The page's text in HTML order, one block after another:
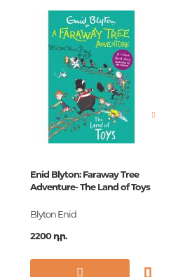
Махаон
Русский
ոչ
96
П
2018
детской классики
Enid Blyton: Faraway Tree
Adventure- The Land of Toys
Blyton Enid
2200 դր.